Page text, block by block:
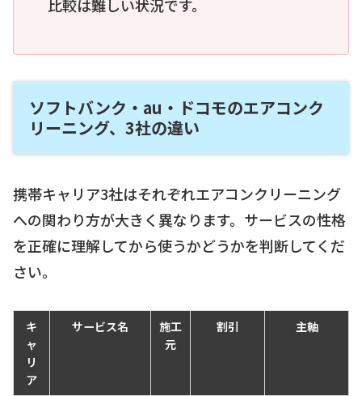
比較は難しい状況です。
ソフトバンク・au・ドコモのエアコンク
リーニング、3社の違い
携帯キャリア3社はそれぞれエアコンクリーニング
への関わり方が大きく異なります。サービスの性格
を正確に理解してから使うかどうかを判断してくだ
さい。
キ
ャ
リ
ア
サービス名
施工
元
割引 主軸